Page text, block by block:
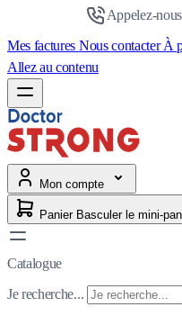
Appelez-
Mes factures Nous contacterÀ
Allez au contenu
Mon compte
Panier
Catalogue
Je recherche...